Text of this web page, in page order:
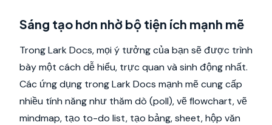
Sáng tạo hơn nhờ bộ tiện ích mạnh mẽ
Trong Lark Docs, mọi ý tưởng của bạn sẽ được trình
bày một cách dễ hiểu, trực quan và sinh động nhất.
Các ứng dụng trong Lark Docs mạnh mẽ cung cấp
nhiều tính năng như thăm dò (poll), vẽ flowchart, vẽ
mindmap, tạo to-do list, tạo bảng, sheet, hộp văn